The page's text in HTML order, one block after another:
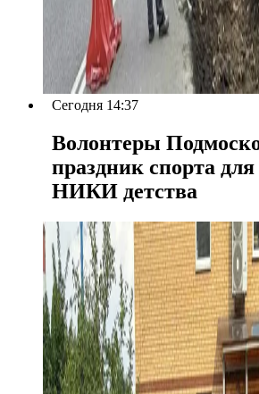
Сегодня 14:37
Волонтеры
праздник спорта
НИКИ детства